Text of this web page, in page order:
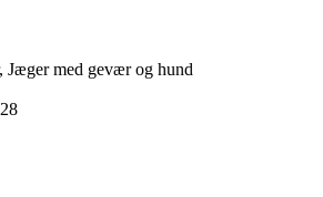
med gevær og hund